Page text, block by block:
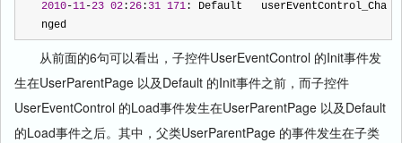
2010-11-23 02:26: 31 171: Default   userEventControl_Cha
nged
从前面的6句可以看出，子控件UserEventControl 的Init事件发
生在UserParentPage 以及Default 的Init事件之前，而子控件
UserEventControl 的Load事件发生在UserParentPage 以及Default
的Load事件之后。其中，父类UserParentPage 的事件发生在子类